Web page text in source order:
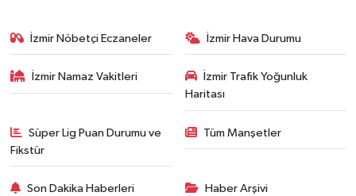
İzmir Nöbetçi Eczaneler İzmir Hava Durumu
İzmir Namaz Vakitleri
İzmir Trafik Yoğunluk
Haritası
Süper Lig Puan Durumu ve
Fikstür
Tüm Manşetler
Son Dakika Haberleri Haber Arşivi